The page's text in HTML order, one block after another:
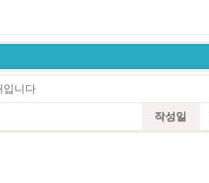
입니다
작성일